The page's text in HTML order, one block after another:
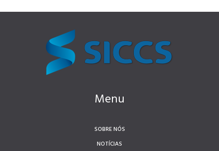
Menu
SOBRE NÓS
NOTÍCIAS